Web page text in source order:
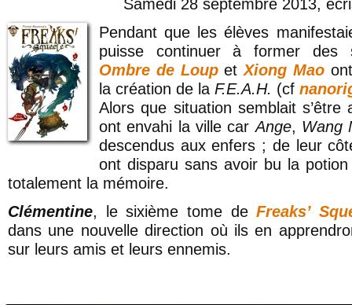
Samedi 28 septembre 2013,
Pendant que les élèves
puisse continuer à former
Ombre de LoupetXiong Mao
la création de la F.E.A.H. (cf
Alors que situation semblait s’être
ont envahi la ville carAnge, Wang
descendus aux enfers ; de leur
ont disparu sans avoir bu la
totalement la mémoire.
Clémentine, le sixième tome deFreaks’
dans une nouvelle direction où ils en
sur leurs amis et leurs ennemis.